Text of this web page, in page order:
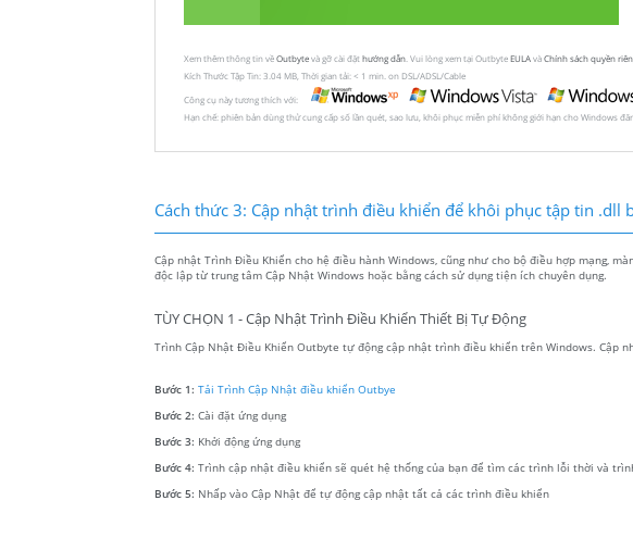
Xem thêm thông tin vềOutbytevà gỡ cài đặt hướng dẫn . Vui lòng xem tại OutbyteEULAvàChính sách quyền
Kích Thước Tập Tin: 3.04 MB, Thời gian tải: < 1 min. on DSL/ADSL/Cable
Công cụ này tương thích với:
Hạn chế: phiên bản dùng thử cung cấp số lần quét, sao lưu, khôi phục miễn phí không giới hạn cho Windows
Cách thức 3: Cập nhật trình điều khiển để khôi phục tập tin .dll
Cập nhật Trình Điều Khiển cho hệ điều hành Windows, cũng như cho bộ điều hợp mạng,
độc lập từ trung tâm Cập Nhật Windows hoặc bằng cách sử dụng tiện ích chuyên dụng.
TÙY CHỌN 1 - Cập Nhật Trình Điều Khiển Thiết Bị Tự Động
Trình Cập Nhật Điều Khiển Outbyte tự động cập nhật trình điều khiển trên Windows. Cập
Bước 1: Tải Trình Cập Nhật điều khiển Outbye
Bước 2: Cài đặt ứng dụng
Bước 3: Khởi động ứng dụng
Bước 4: Trình cập nhật điều khiển sẽ quét hệ thống của bạn để tìm các trình lỗi thời và
Bước 5: Nhấp vào Cập Nhật để tự động cập nhật tất cả các trình điều khiển